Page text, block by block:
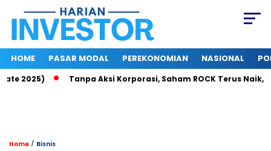
HOME PASAR MODAL PEREKONOMIAN NASIONAL
2025) Tanpa Aksi Korporasi, Saham ROCK Terus Naik,
Home / Bisnis